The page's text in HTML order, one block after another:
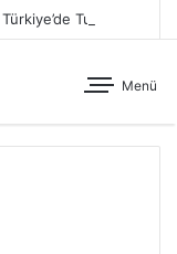
Menü